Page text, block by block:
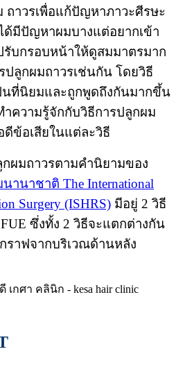
ถาวรเพื่อแก้ปัญหาภาวะศีรษะ
ด้มีปัญหาผมบางแต่อยากเข้า
รับกรอบหน้าให้ดูสมมาตรมาก
ปลูกผมถาวรเช่นกัน โดยวิธี
นที่นิยมและถูกพูดถึงกันมากขึ้น
ความรู้จักกับวิธีการปลูกผม
ดีข้อเสียในแต่ละวิธี
ผมถาวรตามคำนิยามของ
นาชาติ The International
Surgery (ISHRS) มีอยู่ 2 วิธี
ซึ่งทั้ง 2 วิธีจะแตกต่างกัน
ราฟจากบริเวณด้านหลัง